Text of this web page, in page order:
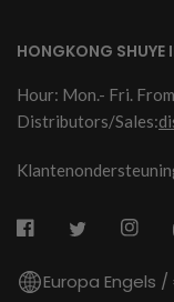
HONGKONG
Hour: Mon.- Fri.
Distributors/Sales:
Europa Engels /